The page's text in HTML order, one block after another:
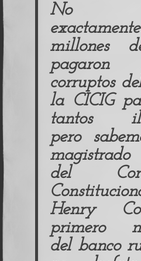
No
millones
corruptos
la CICIG
tantos
pero
del
Henry
primero
del banco